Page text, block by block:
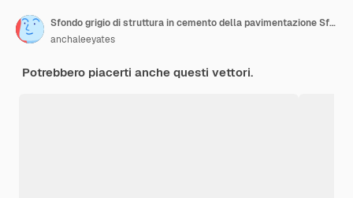
Sfondo grigio di struttura in cemento della pavimentazione Sfondo 3D vettoriale di superficie della stanza della parete di cemento grigio con motivo a trama incrinato Sfondo banner per concetti di design loft
anchaleeyates
Potrebbero piacerti anche questi vettori.